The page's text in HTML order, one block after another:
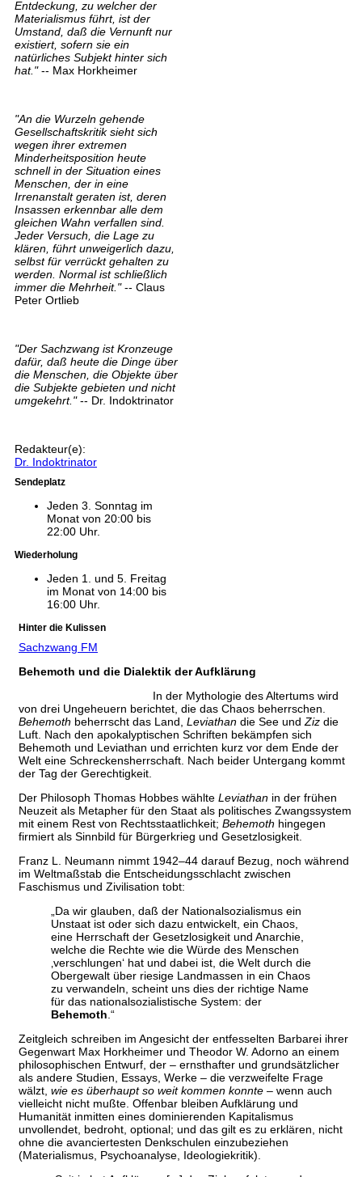
Entdeckung, zu welcher der
Materialismus führt, ist der
Umstand, daß die Vernunft nur
existiert, sofern sie ein
natürliches Subjekt hinter sich
hat."-- Max Horkheimer
"An die Wurzeln gehende
Gesellschaftskritik sieht sich
wegen ihrer extremen
Minderheitsposition heute
schnell in der Situation eines
Menschen, der in eine
Irrenanstalt geraten ist, deren
Insassen erkennbar alle dem
gleichen Wahn verfallen sind.
Jeder Versuch, die Lage zu
klären, führt unweigerlich dazu,
selbst für verrückt gehalten zu
werden. Normal ist schließlich
immer die Mehrheit."-- Claus
Peter Ortlieb
"Der Sachzwang ist Kronzeuge
dafür, daß heute die Dinge über
die Menschen, die Objekte über
die Subjekte gebieten und nicht
umgekehrt."-- Dr. Indoktrinator
Redakteur(e):
Dr. Indoktrinator
Sendeplatz
Jeden 3. Sonntag im
Monat von 20:00 bis
22:00 Uhr.
Wiederholung
Jeden 1. und 5. Freitag
im Monat von 14:00 bis
16:00 Uhr.
Hinter die Kulissen
Sachzwang FM
Behemoth und die Dialektik der Aufklärung
In der Mythologie des Altertums wird
von drei Ungeheuern berichtet, die das Chaos beherrschen.
Behemoth beherrscht das Land, Leviathan die See und Ziz die
Luft. Nach den apokalyptischen Schriften bekämpfen sich
Behemoth und Leviathan und errichten kurz vor dem Ende der
Welt eine Schreckensherrschaft. Nach beider Untergang kommt
der Tag der Gerechtigkeit.
Der Philosoph Thomas Hobbes wählte Leviathan in der frühen
Neuzeit als Metapher für den Staat als politisches Zwangssystem
mit einem Rest von Rechtsstaatlichkeit; Behemoth hingegen
firmiert als Sinnbild für Bürgerkrieg und Gesetzlosigkeit.
Franz L. Neumann nimmt 1942–44 darauf Bezug, noch während
im Weltmaßstab die Entscheidungsschlacht zwischen
Faschismus und Zivilisation tobt:
„Da wir glauben, daß der Nationalsozialismus ein
Unstaat ist oder sich dazu entwickelt, ein Chaos,
eine Herrschaft der Gesetzlosigkeit und Anarchie,
welche die Rechte wie die Würde des Menschen
‚verschlungen‘ hat und dabei ist, die Welt durch die
Obergewalt über riesige Landmassen in ein Chaos
zu verwandeln, scheint uns dies der richtige Name
für das nationalsozialistische System: der
Behemoth .“
Zeitgleich schreiben im Angesicht der entfesselten Barbarei ihrer
Gegenwart Max Horkheimer und Theodor W. Adorno an einem
philosophischen Entwurf, der – ernsthafter und grundsätzlicher
als andere Studien, Essays, Werke – die verzweifelte Frage
wälzt, wie es überhaupt so weit kommen konnte – wenn auch
vielleicht nicht mußte. Offenbar bleiben Aufklärung und
Humanität inmitten eines dominierenden Kapitalismus
unvollendet, bedroht, optional; und das gilt es zu erklären, nicht
ohne die avanciertesten Denkschulen einzubeziehen
(Materialismus, Psychoanalyse, Ideologiekritik).